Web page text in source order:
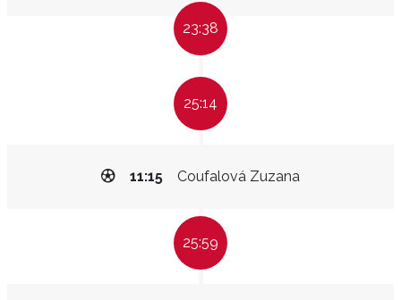
23:38
25:14
Coufalová Zuzana
11:15
25:59